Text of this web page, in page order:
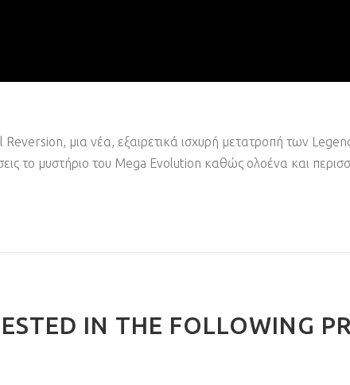
Reversion, μια νέα, εξαιρετικά ισχυρή μετατροπή των
το μυστήριο του Mega Evolution καθώς ολοένα και
IN THE FOLLOWING